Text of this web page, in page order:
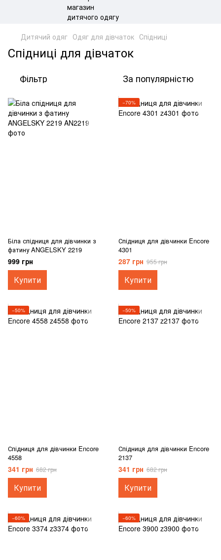
Дитячий одяг Одяг для дівчаток Спідниці
Спідниці для дівчаток
Фільтр За популярністю
Біла спідниця для дівчинки з
фатину ANGELSKY 2219
999 грн
Купити
−70%
Спідниця для дівчинки Encore
4301
287 грн 955 грн
Купити
−50%
Спідниця для дівчинки Encore
4558
341 грн 682 грн
Купити
−50%
Спідниця для дівчинки Encore
2137
341 грн 682 грн
Купити
−60% −60%